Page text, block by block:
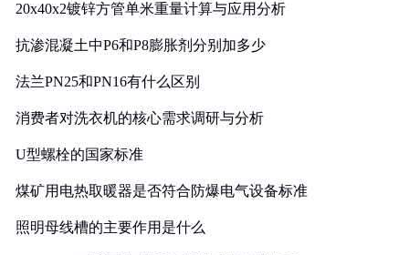
20x40x2镀锌方管单米重量计算与应用分析
抗渗混凝土中P6和P8膨胀剂分别加多少
法兰PN25和PN16有什么区别
消费者对洗衣机的核心需求调研与分析
U型螺栓的国家标准
煤矿用电热取暖器是否符合防爆电气设备标准
照明母线槽的主要作用是什么